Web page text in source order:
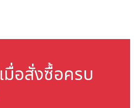
เมื่อสั่งซื้อครบ